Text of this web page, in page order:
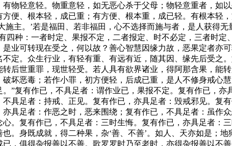
物轻意轻。物重意轻，如无恶心杀于父母；物轻意重者，如
便、根本轻，成已重；有方便、根本重，成已轻。有根本轻
主。’若是福田、若非福田，心不选择而施与者，是人获得
四种：一者时定、果报不定，二者报定、时不必定，三者时
业可转现在受之，何以故？善心智慧因缘力故，恶果定者亦
定。众生行业，有轻有重、有远有近，随其因、缘先后受之
后世重罪，现世轻受。若人具有欲界诸业，得阿那含果，能
坏恶毒；若作小罪，初方便轻，后成已重，是人不修身戒心
”复有作已，不具足者：谓作业已，果报不定。复有作已，
具足者：持戒、正见。复有作已，亦具足者：毁戒邪见。复
具足者：作恶之时，恶来围绕；复有作已，不具足者：虽作
。复有作已，不具足者：三时生悔。复有作已，亦具足者：
。身既成就，得二种果，杂‘善、不善’。如人、天亦如是；
，俱得杂报善以不善。歌罗罗时乃至老时，亦得杂报善以不